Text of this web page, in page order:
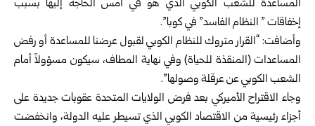
المساعدة للشعب الكوبي الذي هو في ‏أمس الحاجة إليها بسبب
إخفاقات ” النظام الفاسد” في كوبا”.‏
وأضافت: “القرار متروك للنظام الكوبي لقبول عرضنا للمساعدة أو رفض
المساعدات ‌‏(المنقذة للحياة) وفي نهاية المطاف، سيكون مسؤولاً أمام
الشعب الكوبي عن عرقلة ‏وصولها”.‏
وجاء الاقتراح الأميركي بعد فرض الولايات المتحدة عقوبات جديدة على
أجزاء رئيسية من ‏الاقتصاد الكوبي الذي تسيطر عليه الدولة، وانخفضت